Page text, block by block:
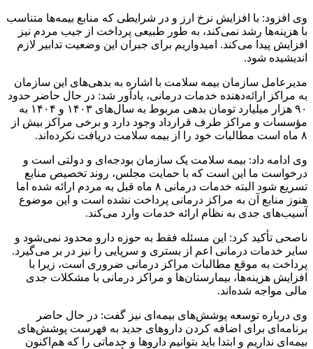
وی افزود: با افزایش نرخ ارز و در شرایطی که منابع بیمه‌ها متناسب
با هزینه‌ها رشد نمی‌کند، به طور طبیعی پرداخت از جیب مردم نیز
افزایش پیدا می‌کند. امیدواریم برای جبران این وضعیت تدابیر لازم
اندیشیده شود.
مدیرعامل سازمان بیمه سلامت با اشاره به بدهی‌های این سازمان
به مراکز ارائه‌دهنده خدمات درمانی، یادآور شد: در حال حاضر حدود
۹۰ هزار میلیارد تومان بدهی مربوط به سال‌های ۱۴۰۳ و ۱۴۰۴ به
مؤسسات و مراکز طرف قرارداد وجود دارد و برخی مراکز بیش از
۸ ماه است مطالبات خود را از بیمه سلامت دریافت نکرده‌اند.
وی ادامه داد: بیمه سلامت یک سازمان بودجه‌ای و دولتی است و
درخواست ما این است که با حمایت مجلس، روند تخصیص منابع
تسریع شود البته خدمات درمانی ۸ ماه قبل به مردم ارائه شده اما
هنوز منابع آن به مراکز درمانی پرداخت نشده است و این موضوع
آسیب‌های جدی به نظام ارائه خدمات وارد می‌کند.
ناصحی تأکید کرد: این مسئله فقط به حوزه دارو محدود نمی‌شود و
سایر خدمات درمانی اعم از بستری و سرپایی را نیز در بر می‌گیرد.
پرداخت به موقع مطالبات مراکز درمانی ضروری است، زیرا با
افزایش هزینه‌ها، بیمارستان‌ها و مراکز درمانی با مشکلات جدی
مالی مواجه شده‌اند.
وی درباره توسعه پوشش‌های بیمه‌ای نیز گفت: در حال حاضر
برنامه‌ای برای اضافه کردن داروهای جدید به فهرست پوشش‌های
بیمه‌ای نداریم و ابتدا باید بتوانیم داروها و خدماتی را که هم‌اکنون